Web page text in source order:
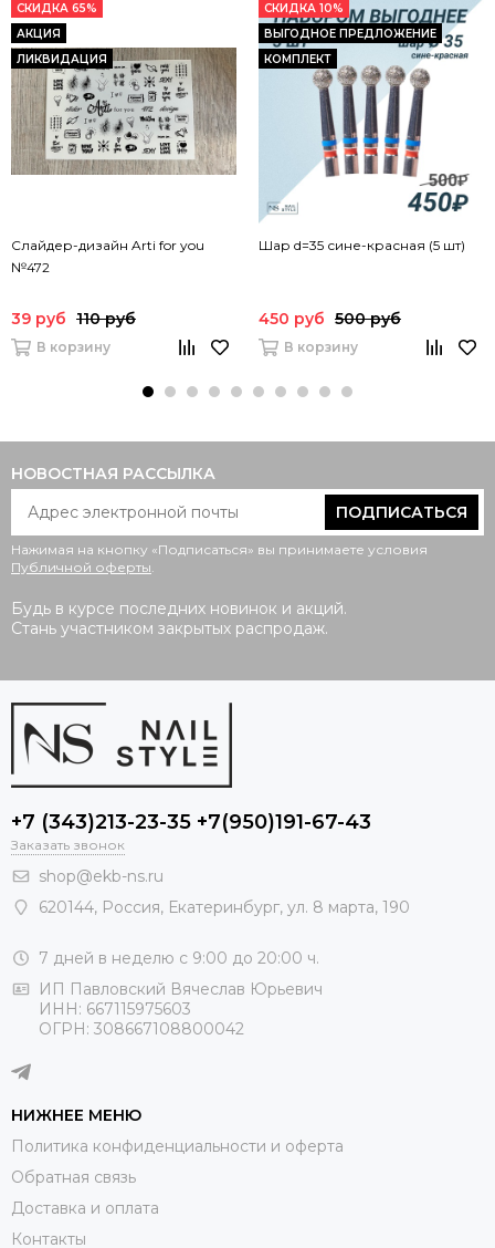
СКИДКА 65%
АКЦИЯ
ЛИКВИДАЦИЯ
Слайдер-дизайн Arti for you
№472
39 руб 110 руб
В корзину
СКИДКА 10%
ВЫГОДНОЕ ПРЕДЛОЖЕНИЕ
КОМПЛЕКТ
Шар d=35 сине-красная (5 шт)
450 руб 500 руб
В корзину
НОВОСТНАЯ РАССЫЛКА
ПОДПИСАТЬСЯ
Нажимая на кнопку «Подписаться» вы принимаете условия
Публичной оферты.
Будь в курсе последних новинок и акций.
Стань участником закрытых распродаж.
+7 (343)213-23-35 +7(950)191-67-43
Заказать звонок
shop@ekb-ns.ru
620144, Россия, Екатеринбург, ул. 8 марта, 190
7 дней в неделю с 9:00 до 20:00 ч.
ИП Павловский Вячеслав Юрьевич
ИНН: 667115975603
ОГРН: 308667108800042
НИЖНЕЕ МЕНЮ
Политика конфиденциальности и оферта
Обратная связь
Доставка и оплата
Контакты